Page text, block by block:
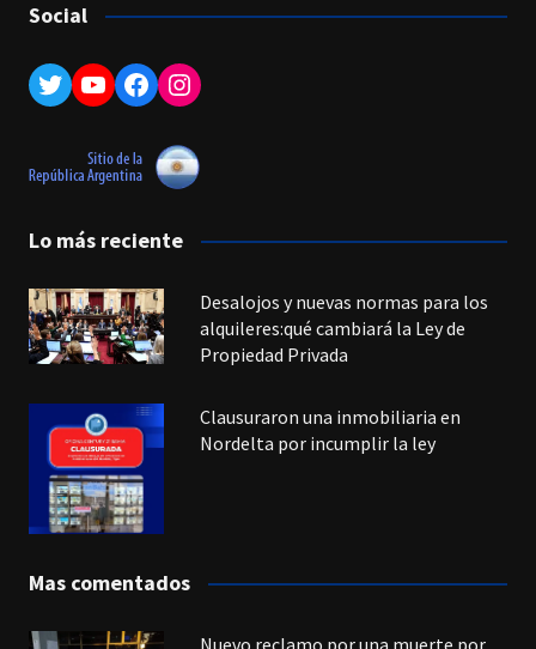
Social
Twitter
YouTube
Facebook
Instagram
Lo más reciente
Desalojos y nuevas normas para los
alquileres:qué cambiará la Ley de
Propiedad Privada
Clausuraron una inmobiliaria en
Nordelta por incumplir la ley
Mas comentados